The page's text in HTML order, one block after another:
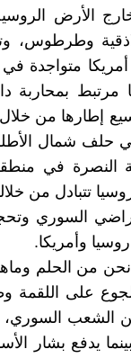
خارج الأرض
وطرطوس،
أمريكا
مرتبط
إطارها من
حلف شمال
النصرة في
تتبادل من
السوري
وأمريكا.
من الحلم
على اللقمة
الشعب
يدفع بشار